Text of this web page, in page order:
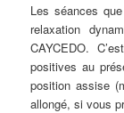
Les séances
relaxation
CAYCEDO.
positives au
position assise
allongé, si vous